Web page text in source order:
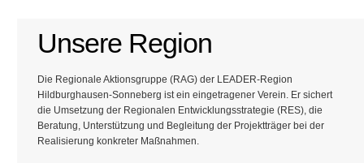
Unsere Region
Die Regionale Aktionsgruppe (RAG) der LEADER-Region
Hildburghausen-Sonneberg ist ein eingetragener Verein. Er sichert
die Umsetzung der Regionalen Entwicklungsstrategie (RES), die
Beratung, Unterstützung und Begleitung der Projektträger bei der
Realisierung konkreter Maßnahmen.